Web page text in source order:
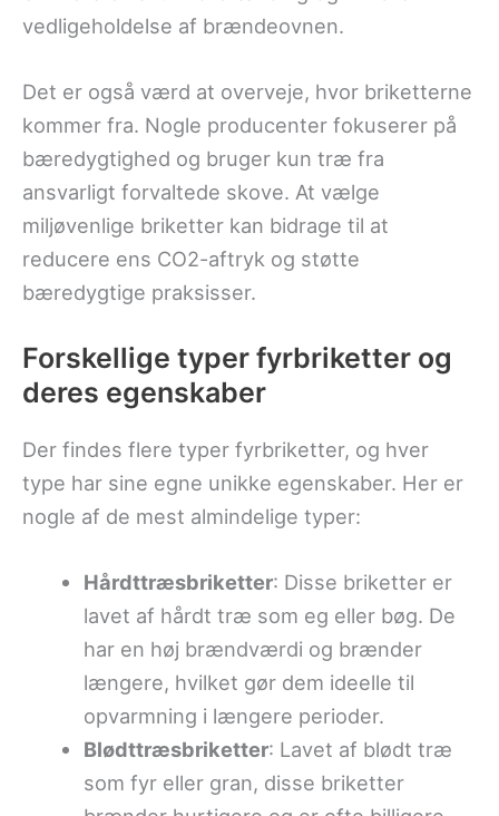
vedligeholdelse af brændeovnen.
Det er også værd at overveje, hvor briketterne
kommer fra. Nogle producenter fokuserer på
bæredygtighed og bruger kun træ fra
ansvarligt forvaltede skove. At vælge
miljøvenlige briketter kan bidrage til at
reducere ens CO2-aftryk og støtte
bæredygtige praksisser.
Forskellige typer fyrbriketter og
deres egenskaber
Der findes flere typer fyrbriketter, og hver
type har sine egne unikke egenskaber. Her er
nogle af de mest almindelige typer:
Hårdttræsbriketter: Disse briketter er
lavet af hårdt træ som eg eller bøg. De
har en høj brændværdi og brænder
længere, hvilket gør dem ideelle til
opvarmning i længere perioder.
Blødttræsbriketter: Lavet af blødt træ
som fyr eller gran, disse briketter